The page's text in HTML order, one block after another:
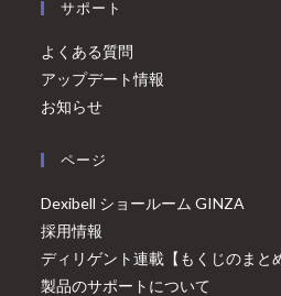
サポート
よくある質問
アップデート情報
お知らせ
ページ
Dexibell ショールーム GINZA
採用情報
ディリゲント連載【もくじのまと
製品のサポートについて